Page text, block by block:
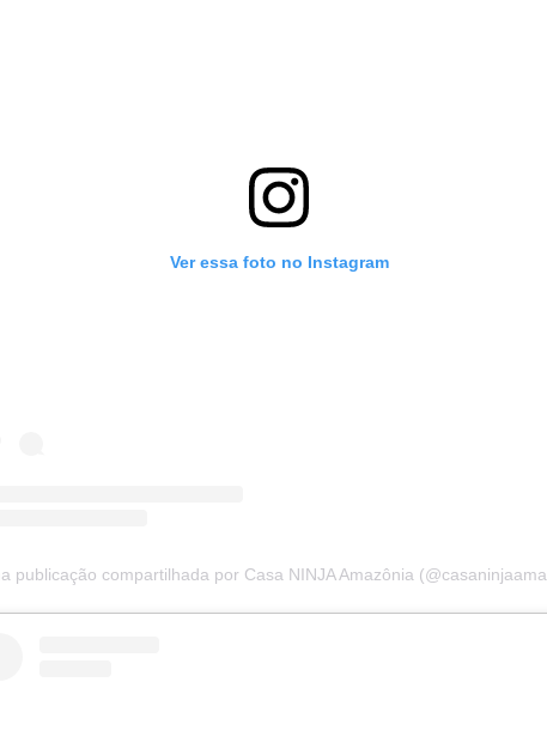
Ver essa foto no Instagram